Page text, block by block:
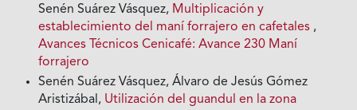
Senén Suárez Vásquez, Multiplicación y
establecimiento del maní forrajero en cafetales ,
Avances Técnicos Cenicafé: Avance 230 Maní
forrajero
Senén Suárez Vásquez, Álvaro de Jesús Gómez
Aristizábal, Utilización del guandul en la zona